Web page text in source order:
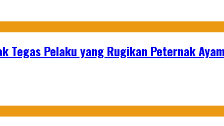
Tegas Pelaku yang Rugikan Peternak